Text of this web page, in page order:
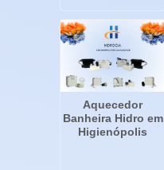
Aquecedor
Banheira Hidro em
Higienópolis